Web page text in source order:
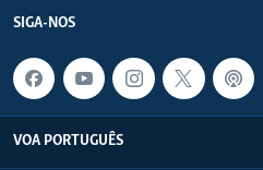
SIGA-NOS
VOA PORTUGUÊS